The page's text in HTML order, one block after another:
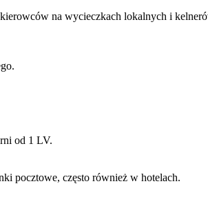
na wycieczkach lokalnych i
od 1 LV.
pocztowe, często również w hotelach.